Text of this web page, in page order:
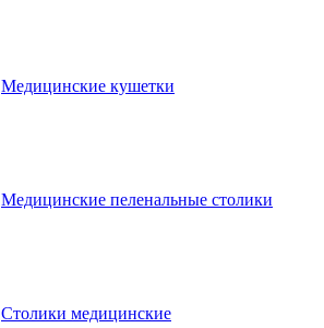
Медицинские кушетки
Медицинские пеленальные столики
Столики медицинские